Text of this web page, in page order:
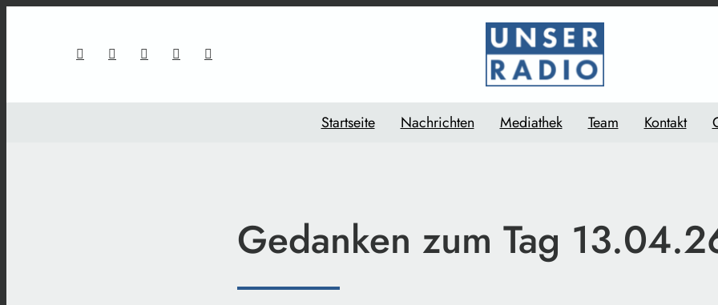
Startseite Nachrichten Mediathek Team Kontakt
Gedanken zum Tag